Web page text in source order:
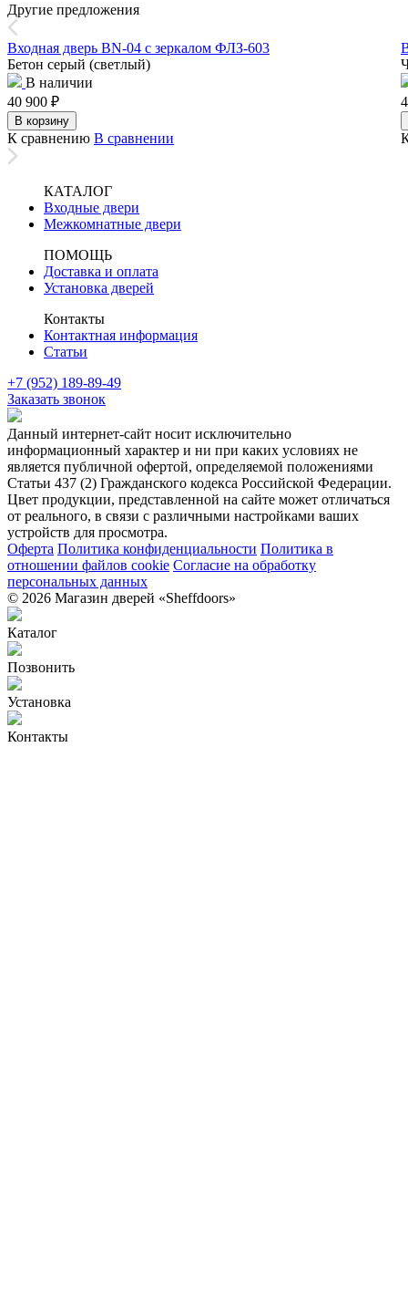
Другие предложения
Входная дверь BN-04 с зеркалом ФЛЗ-603
Бетон серый (светлый)
В наличии
40 900 ₽
В корзину
К сравнению В сравнении
КАТАЛОГ
Входные двери
Межкомнатные двери
ПОМОЩЬ
Доставка и оплата
Установка дверей
Контакты
Контактная информация
Статьи
+7 (952) 189-89-49
Заказать звонок
Данный интернет-сайт носит исключительно
информационный характер и ни при каких условиях не
является публичной офертой, определяемой положениями
Статьи 437 (2) Гражданского кодекса Российской Федерации.
Цвет продукции, представленной на сайте может отличаться
от реального, в связи с различными настройками ваших
устройств для просмотра.
Оферта Политика конфиденциальности Политика в
отношении файлов cookie Согласие на обработку
персональных данных
© 2026 Магазин дверей «Sheffdoors»
Каталог
Позвонить
Установка
Контакты